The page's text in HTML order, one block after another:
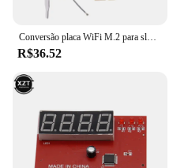
Conversão placa WiFi M.2 para slot PCIe Adaptadores placa WiFi PCIe Conversão PCIe T3EB
R$36.52